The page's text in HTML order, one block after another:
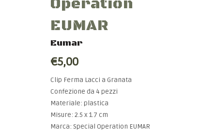
Operation
EUMAR
Eumar
€5,00
Clip Ferma Lacci a Granata
Confezione da 4 pezzi
Materiale: plastica
Misure: 2.5 x 1.7 cm
Marca: Special Operation EUMAR